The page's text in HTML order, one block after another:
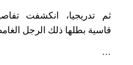
ثم تدريجيا، انكشفت
قاسية بطلها ذلك الرجل
…